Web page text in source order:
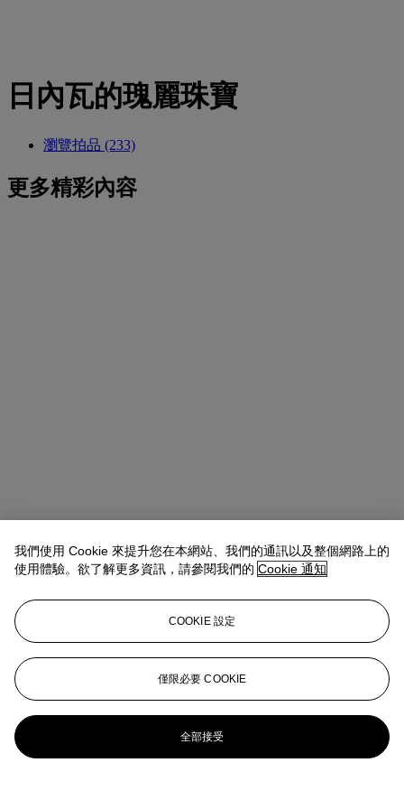
日內瓦的瑰麗珠寶
瀏覽拍品 (233)
更多精彩內容
我們使用 Cookie 來提升您在本網站、我們的通訊以及整個網路上的
使用體驗。欲了解更多資訊，請參閱我們的 Cookie 通知
COOKIE 設定
僅限必要 COOKIE
全部接受